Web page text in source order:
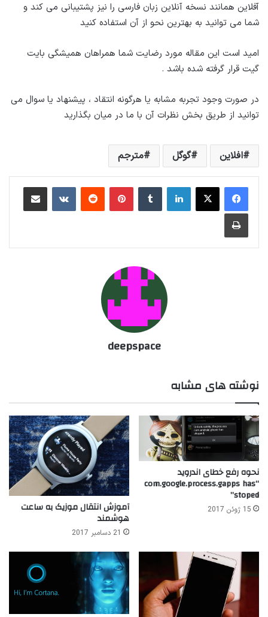
آفلاین همانند نسخه آنلاین زبان فارسی را نیز پشتیبانی می کند و
شما می توانید به بهترین نحو از آن استفاده کنید
امید است این مقاله مورد رضایت شما همراهان همیشگی بایت
گیت قرار گرفته شده باشد .
در صورت وجود تجربه مشابه یا هرگونه انتقاد ، پیشنهاد یا سوال می
توانید از طریق بخش نظرات آن با ما در میان بگذارید
افلاين گوگل مترجم
لینکداینتامبلر پینتریستReddit
VKontakteاشتراک گذاری با ایمیل
چاپ
deepspace
نوشته های مشابه
نحوه رفع خطای اندروید
“com.google.process.gapps has
stoped”
15 ژوئن 2017 آموزش انتقال موزیک به ساعت
هوشمند
21 دسامبر 2017